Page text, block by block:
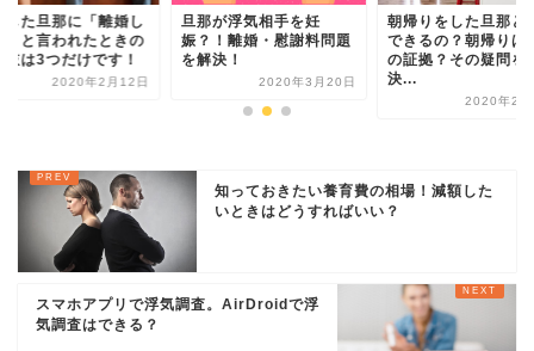
した旦那に「離婚し
」と言われたときの
肢は3つだけです！
2020年2月12日
旦那が浮気相手を妊
娠？！離婚・慰謝料問題
を解決！
2020年3月20日
朝帰りをした旦那と
できるの？朝帰りは
の証拠？その疑問を
決...
2020年2
知っておきたい養育費の相場！減額した
いときはどうすればいい？
スマホアプリで浮気調査。AirDroidで浮
気調査はできる？